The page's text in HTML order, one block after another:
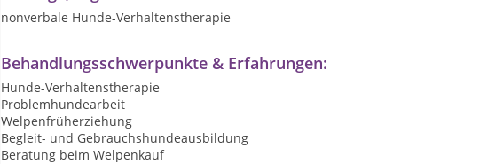
nonverbale Hunde-Verhaltenstherapie
Behandlungsschwerpunkte & Erfahrungen:
Hunde-Verhaltenstherapie
Problemhundearbeit
Welpenfrüherziehung
Begleit- und Gebrauchshundeausbildung
Beratung beim Welpenkauf